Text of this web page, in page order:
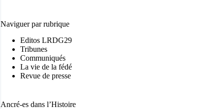
Naviguer par rubrique
Editos LRDG29
Tribunes
Communiqués
La vie de la fédé
Revue de presse
Ancré-es dans l’Histoire